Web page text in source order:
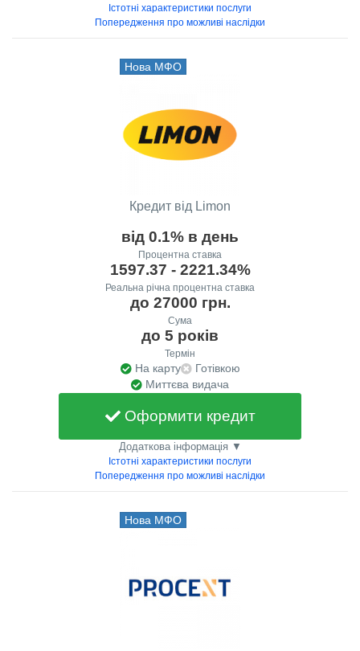
Істотні характеристики послуги
Попередження про можливі наслідки
Нова МФО
Кредит від Limon
від 0.1% в день
Процентна ставка
1597.37 - 2221.34%
Реальна річна процентна ставка
до 27000 грн.
Сума
до 5 років
Термін
На карту
Готівкою
Миттєва видача
Оформити кредит
Додаткова інформація ▼
Істотні характеристики послуги
Попередження про можливі наслідки
Нова МФО